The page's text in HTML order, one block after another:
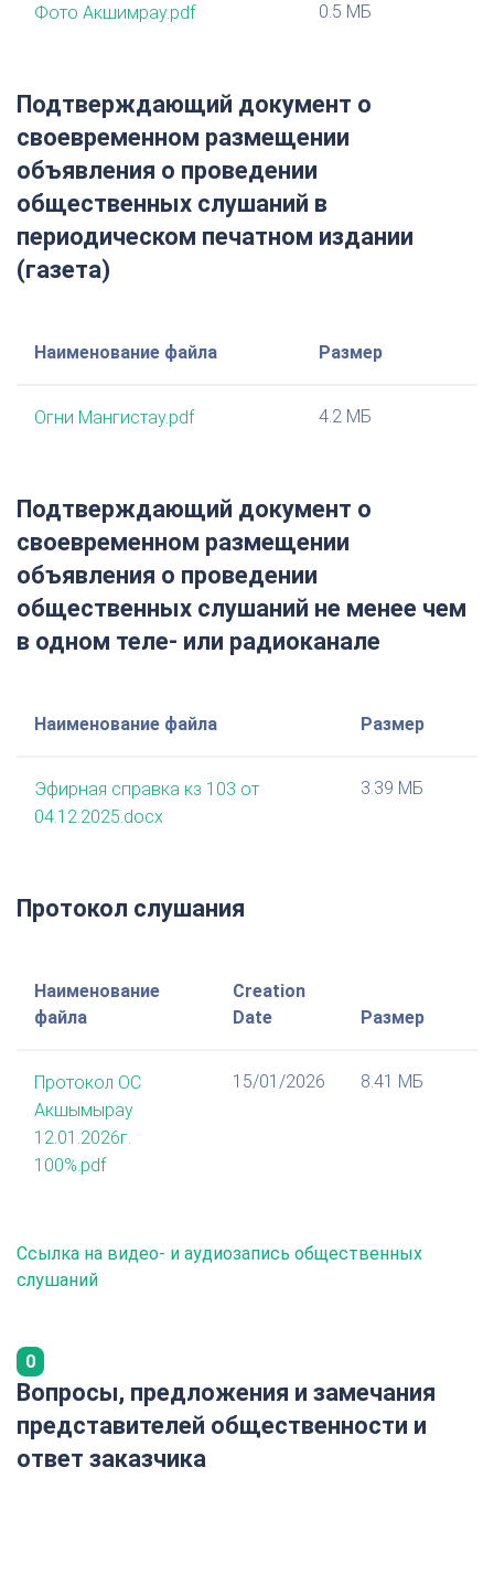
Фото Акшимрау.pdf 0.5 МБ
Подтверждающий документ о
своевременном размещении
объявления о проведении
общественных слушаний в
периодическом печатном издании
(газета)
Наименование файла Размер
Огни Мангистау.pdf 4.2 МБ
Подтверждающий документ о
своевременном размещении
объявления о проведении
общественных слушаний не менее чем
в одном теле- или радиоканале
Наименование файла Размер
Эфирная справка кз 103 от
04.12.2025.docx
3.39 МБ
Протокол слушания
Наименование
файла
Creation
Date
Размер
Протокол ОС
Акшымырау
12.01.2026г.
100%.pdf
15/01/2026 8.41 МБ
Ссылка на видео- и аудиозапись общественных
слушаний
0
Вопросы, предложения и замечания
представителей общественности и
ответ заказчика